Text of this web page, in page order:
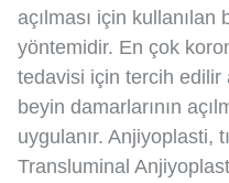
açılması için
yöntemidir. En çok
tedavisi için tercih
beyin damarlarının
uygulanır. Anjiyoplasti,
Transluminal